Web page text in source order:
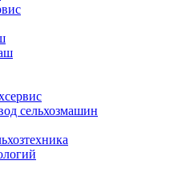
сельхозмашин